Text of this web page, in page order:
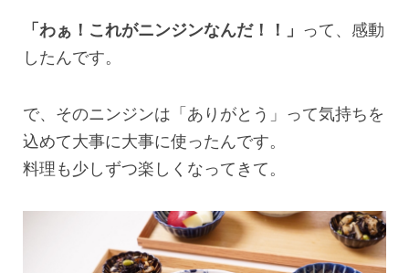
「わぁ！これがニンジンなんだ！！」 って、感動
したんです。
で、そのニンジンは「ありがとう」って気持ちを
込めて大事に大事に使ったんです。
料理も少しずつ楽しくなってきて。